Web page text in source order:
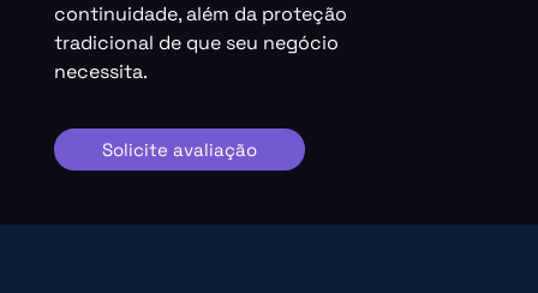
continuidade,além da proteção
tradicional de que seu negócio
necessita.
Solicite avaliação